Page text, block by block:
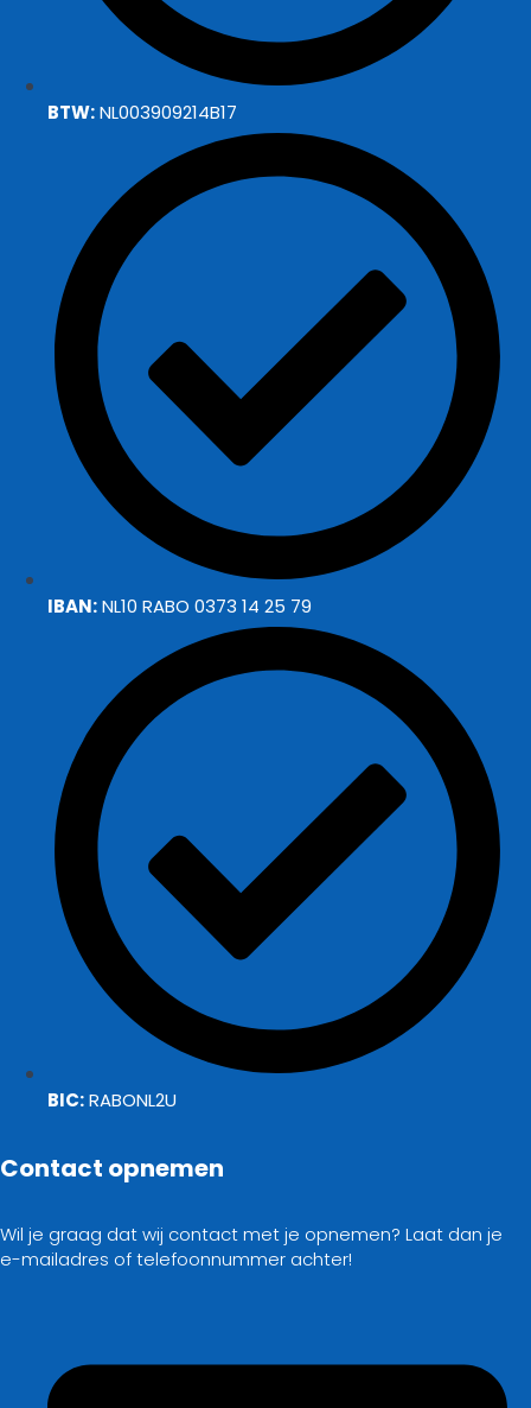
BTW:NL003909214B17
IBAN:NL10 RABO 0373 14 25 79
BIC:RABONL2U
Contact opnemen
Wil je graag dat wij contact met je opnemen? Laat dan je
e-mailadres of telefoonnummer achter!